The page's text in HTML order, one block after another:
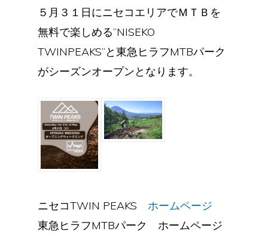
５月３１日にニセコエリアでＭＴＢを
無料で楽しめる”NISEKO
TWINPEAKS”と東急ヒラフMTBパーク
がシーズンオープンとなります。
ニセコTWIN PEAKS ホームページ
東急ヒラフMTBパーク ホームページ